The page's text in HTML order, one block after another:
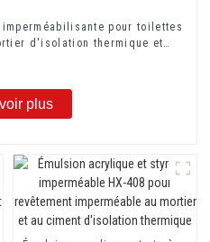
pour toilettes
d'isolation thermique et
plus